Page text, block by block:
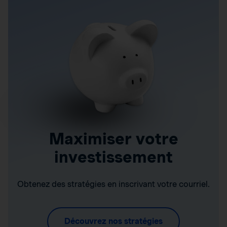
Maximiser votre
investissement
Obtenez des stratégies en inscrivant votre courriel.
Découvrez nos stratégies